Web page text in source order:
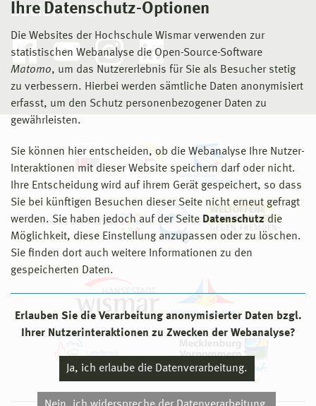
Ihre Datenschutz-Optionen
Die Websites der Hochschule Wismar verwenden zur
statistischen Webanalyse die Open-Source-Software
Matomo, um das Nutzererlebnis für Sie als Besucher stetig
zu verbessern. Hierbei werden sämtliche Daten anonymisiert
erfasst, um den Schutz personenbezogener Daten zu
gewährleisten.
Sie können hier entscheiden, ob die Webanalyse Ihre Nutzer-
Interaktionen mit dieser Website speichern darf oder nicht.
Ihre Entscheidung wird auf ihrem Gerät gespeichert, so dass
Sie bei künftigen Besuchen dieser Seite nicht erneut gefragt
werden. Sie haben jedoch auf der Seite Datenschutz die
Möglichkeit, diese Einstellung anzupassen oder zu löschen.
Sie finden dort auch weitere Informationen zu den
gespeicherten Daten.
Erlauben Sie die Verarbeitung anonymisierter Daten bzgl.
Ihrer Nutzerinteraktionen zu Zwecken der Webanalyse?
Ja, ich erlaube die Datenverarbeitung.
Social Media